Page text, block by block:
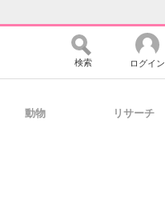
検索 ログイン
動物 リサーチ